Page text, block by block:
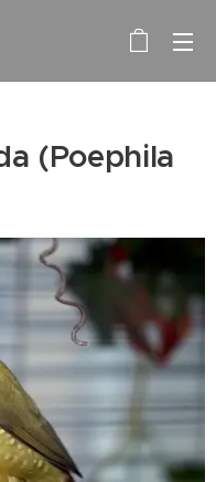
(Poephila